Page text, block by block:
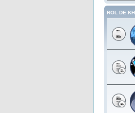
ROL DE